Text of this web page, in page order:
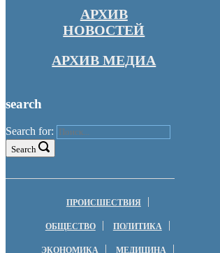
АРХИВ
НОВОСТЕЙ
АРХИВ МЕДИА
search
Search for:
Search
ПРОИСШЕСТВИЯ
ОБЩЕСТВО ПОЛИТИКА
ЭКОНОМИКА МЕДИЦИНА